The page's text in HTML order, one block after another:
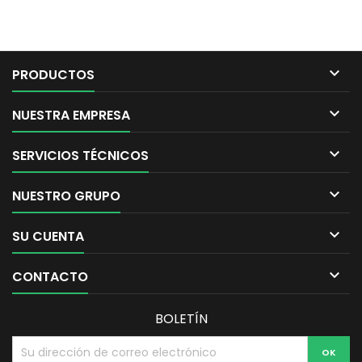
PRODUCTOS 
NUESTRA EMPRESA 
SERVICIOS TÉCNICOS 
NUESTRO GRUPO 
SU CUENTA 
CONTACTO 
BOLETÍN